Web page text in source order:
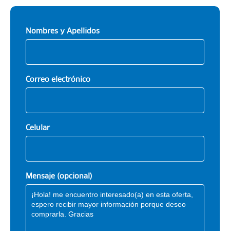
Nombres y Apellidos
Correo electrónico
Celular
Mensaje (opcional)